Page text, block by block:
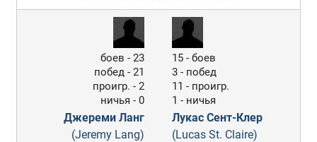
боев - 23
побед - 21
проигр. - 2
ничья - 0
Джереми Ланг
(Jeremy Lang)
15 - боев
3 - побед
11 - проигр.
1 - ничья
Лукас Сент-Клер
(Lucas St. Claire)